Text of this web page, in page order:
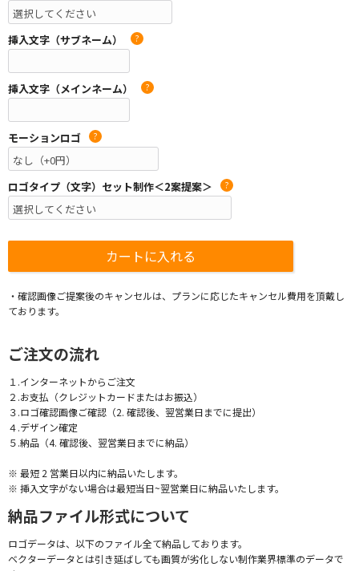
挿入文字（サブネーム） ?
挿入文字（メインネーム） ?
モーションロゴ ?
ロゴタイプ（文字）セット制作＜2案提案＞ ?
・確認画像ご提案後のキャンセルは、プランに応じたキャンセル費用を頂戴し
ております。
ご注文の流れ
１.インターネットからご注文
２.お支払（クレジットカードまたはお振込）
３.ロゴ確認画像ご確認（2. 確認後、翌営業日までに提出）
４.デザイン確定
５.納品（4. 確認後、翌営業日までに納品）
※ 最短 2 営業日以内に納品いたします。
※ 挿入文字がない場合は最短当日~翌営業日に納品いたします。
納品ファイル形式について
ロゴデータは、以下のファイル全て納品しております。
ベクターデータとは引き延ばしても画質が劣化しない制作業界標準のデータで